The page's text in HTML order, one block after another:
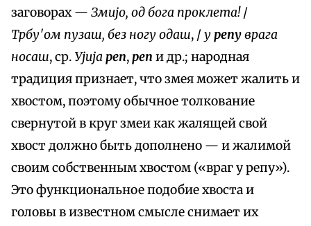
заговорах — Змијо, од бога проклета!/
Трбу'ом пузаш, без ногу одаш, /урепуврага
носаш, ср. Ујијареп,реп и др.; народная
традиция признает, что змея может жалить и
хвостом, поэтому обычное толкование
свернутой в круг змеи как жалящей свой
хвост должно быть дополнено — и жалимой
своим собственным хвостом («враг у репу»).
Это функциональное подобие хвоста и
головы в известном смысле снимает их